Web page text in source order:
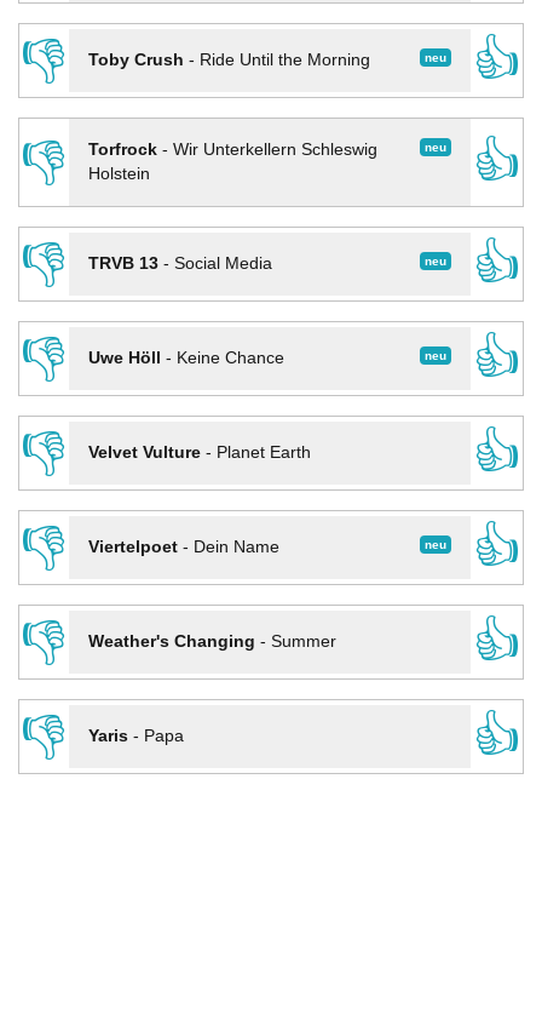
👎
neu
Toby Crush - Ride Until the Morning
👍
👎
neu
Torfrock- Wir Unterkellern Schleswig
Holstein
👍
👎
neu
TRVB 13- Social Media
👍
👎
neu
Uwe Höll - Keine Chance
👍
👎
Velvet Vulture- Planet Earth
👍
👎
neu
Viertelpoet- Dein Name
👍
👎
Weather's Changing - Summer
👍
👎
Yaris- Papa 👍